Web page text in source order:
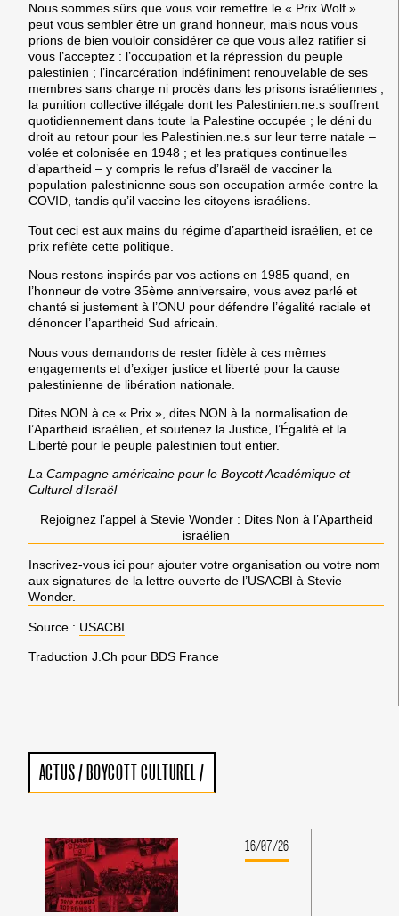
Nous sommes sûrs que vous voir remettre le « Prix Wolf »
peut vous sembler être un grand honneur, mais nous vous
prions de bien vouloir considérer ce que vous allez ratifier si
vous l’acceptez : l’occupation et la répression du peuple
palestinien ; l’incarcération indéfiniment renouvelable de ses
membres sans charge ni procès dans les prisons israéliennes ;
la punition collective illégale dont les Palestinien.ne.s souffrent
quotidiennement dans toute la Palestine occupée ; le déni du
droit au retour pour les Palestinien.ne.s sur leur terre natale –
volée et colonisée en 1948 ; et les pratiques continuelles
d’apartheid – y compris le refus d’Israël de vacciner la
population palestinienne sous son occupation armée contre la
COVID, tandis qu’il vaccine les citoyens israéliens.
Tout ceci est aux mains du régime d’apartheid israélien, et ce
prix reflète cette politique.
Nous restons inspirés par vos actions en 1985 quand, en
l’honneur de votre 35ème anniversaire, vous avez parlé et
chanté si justement à l’ONU pour défendre l’égalité raciale et
dénoncer l’apartheid Sud africain.
Nous vous demandons de rester fidèle à ces mêmes
engagements et d’exiger justice et liberté pour la cause
palestinienne de libération nationale.
Dites NON à ce « Prix », dites NON à la normalisation de
l’Apartheid israélien, et soutenez la Justice, l’Égalité et la
Liberté pour le peuple palestinien tout entier.
La Campagne américaine pour le Boycott Académique et
Culturel d’Israël
Rejoignez l’appel à Stevie Wonder : Dites Non à l’Apartheid
israélien
Inscrivez-vous ici pour ajouter votre organisation ou votre nom
aux signatures de la lettre ouverte de l’USACBI à Stevie
Wonder.
Source : USACBI
Traduction J.Ch pour BDS France
ACTUS/ BOYCOTT CULTUREL /
16/07/26